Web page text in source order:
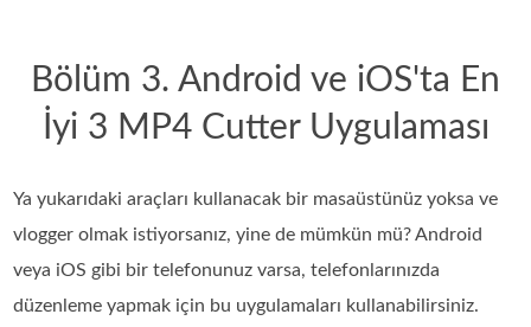
Bölüm 3. Android ve iOS'ta En
İyi 3 MP4 Cutter Uygulaması
Ya yukarıdaki araçları kullanacak bir masaüstünüz yoksa ve
vlogger olmak istiyorsanız, yine de mümkün mü? Android
veya iOS gibi bir telefonunuz varsa, telefonlarınızda
düzenleme yapmak için bu uygulamaları kullanabilirsiniz.